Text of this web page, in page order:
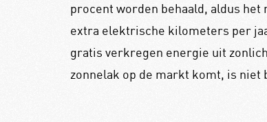
procent worden behaald, aldus
extra elektrische kilometers per
gratis verkregen energie uit
zonnelak op de markt komt, is niet